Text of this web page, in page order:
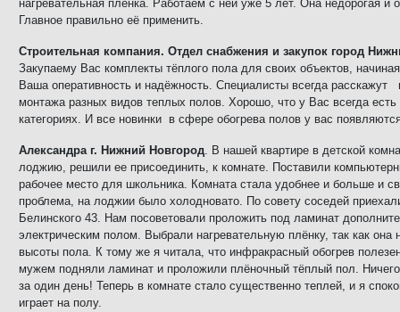
нагревательная плёнка. Работаем с ней уже 5 лет. Она недорогая и
Главное правильно её применить.
Строительная компания. Отдел снабжения и закупок город
Закупаему Вас комплекты тёплого пола для своих объектов,
Ваша оперативность и надёжность. Специалисты всегда расскажут
монтажа разных видов теплых полов. Хорошо, что у Вас всегда
категориях. И все новинки в сфере обогрева полов у вас
Александра г. Нижний Новгород. В нашей квартире в детской
лоджию, решили ее присоединить, к комнате. Поставили
рабочее место для школьника. Комната стала удобнее и больше и
проблема, на лоджии было холодновато. По совету соседей
Белинского 43. Нам посоветовали проложить под ламинат
электрическим полом. Выбрали нагревательную плёнку, так как она
высоты пола. К тому же я читала, что инфракрасный обогрев
мужем подняли ламинат и проложили плёночный тёплый пол.
за один день! Теперь в комнате стало существенно теплей, и я
играет на полу.